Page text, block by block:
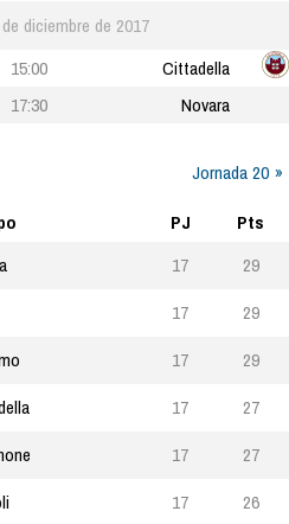
diciembre de 2017
15:00
Cittadella
17:30 Novara
Jornada 20
PJ
Pts
17
29
17
29
17
29
17
27
17
27
17
26